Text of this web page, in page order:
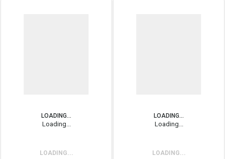
LOADING...
Loading...
LOADING...
LOADING...
Loading...
LOADING...